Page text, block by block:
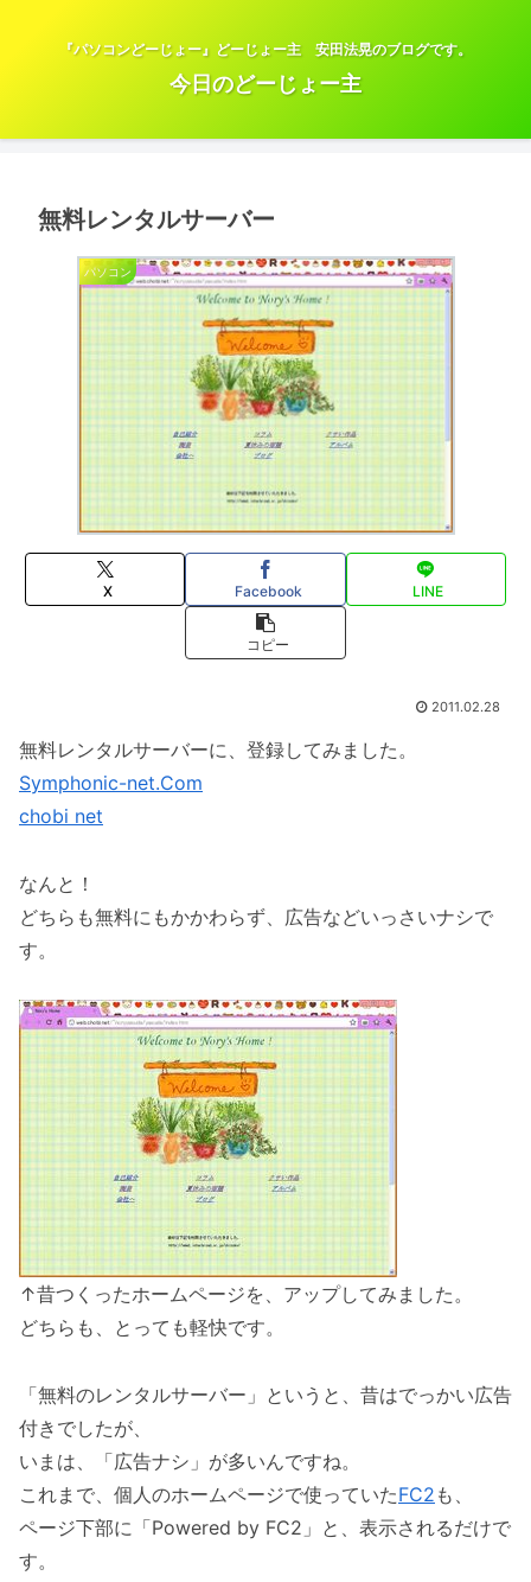
『パソコンどーじょー』どーじょー主 安田法晃のブログです。
今日のどーじょー主
無料レンタルサーバー
パソコン
X Facebook LINE
コピー
2011.02.28
無料レンタルサーバーに、登録してみました。
Symphonic-net.Com
chobi net
なんと！
どちらも無料にもかかわらず、広告などいっさいナシで
す。
↑昔つくったホームページを、アップしてみました。
どちらも、とっても軽快です。
「無料のレンタルサーバー」というと、昔はでっかい広告
付きでしたが、
いまは、「広告ナシ」が多いんですね。
これまで、個人のホームページで使っていたFC2 も、
ページ下部に「Powered by FC2」と、表示されるだけで
す。